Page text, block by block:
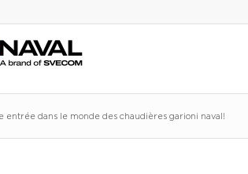
entrée dans le monde des chaudières garioni naval!